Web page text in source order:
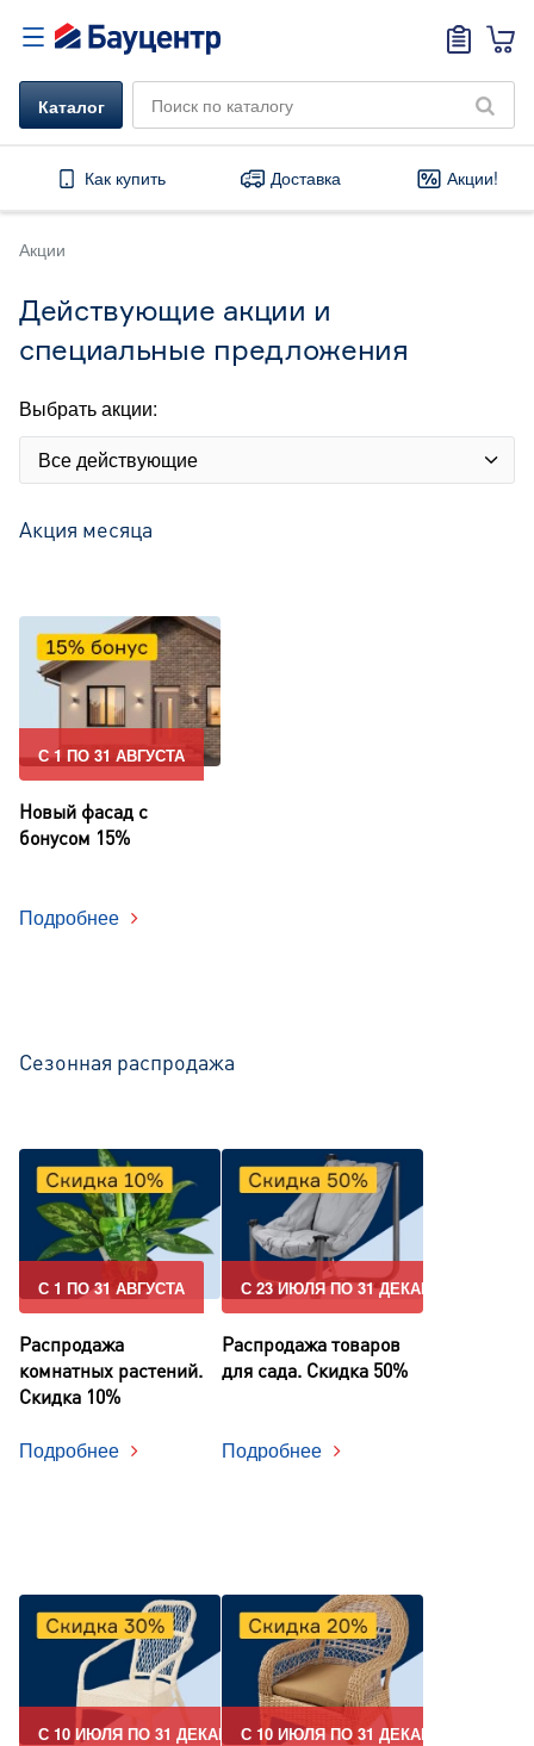
Каталог
Как купить Доставка Акции!
Акции
Действующие акции и
специальные предложения
Выбрать акции:
Все действующие
Акция месяца
С 1 ПО 31 АВГУСТА
Новый фасад с
бонусом 15%
Подробнее
Сезонная распродажа
С 1 ПО 31 АВГУСТА
Распродажа
комнатных растений.
Скидка 10%
Подробнее
С 23 ИЮЛЯ ПО 31 ДЕКАБРЯ
Распродажа товаров
для сада. Скидка 50%
Подробнее
С 10 ИЮЛЯ ПО 31 ДЕКАБРЯС 10 ИЮЛЯ ПО 31 ДЕКАБРЯ